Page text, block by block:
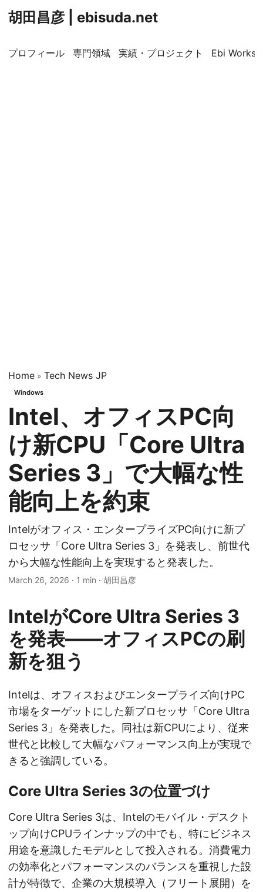
胡田昌彦 | ebisuda.net
プロフィール 専門領域 実績・プロジェクト Ebi
Home » Tech News JP
Windows
Intel、オフィスPC向
け新CPU「Core Ultra
Series 3」で大幅な性
能向上を約束
Intelがオフィス・エンタープライズPC向けに新プ
ロセッサ「Core Ultra Series 3」を発表し、前世代
から大幅な性能向上を実現すると発表した。
March 26, 2026 · 1 min · 胡田昌彦
IntelがCore Ultra Series 3
を発表——オフィスPCの刷
新を狙う
Intelは、オフィスおよびエンタープライズ向けPC
市場をターゲットにした新プロセッサ「Core Ultra
Series 3」を発表した。同社は新CPUにより、従来
世代と比較して大幅なパフォーマンス向上が実現で
きると強調している。
Core Ultra Series 3の位置づけ
Core Ultra Series 3は、Intelのモバイル・デスクト
ップ向けCPUラインナップの中でも、特にビジネス
用途を意識したモデルとして投入される。消費電力
の効率化とパフォーマンスのバランスを重視した設
計が特徴で、企業の大規模導入（フリート展開）を